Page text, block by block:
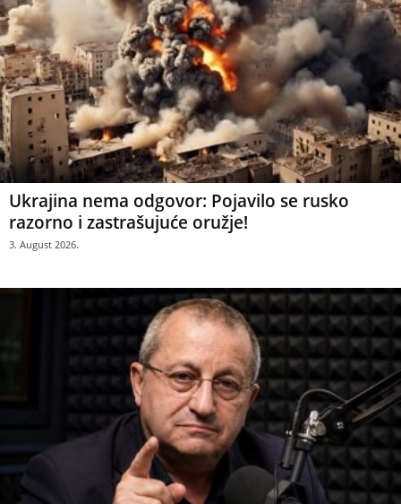
Ukrajina nema odgovor: Pojavilo se rusko
razorno i zastrašujuće oružje!
3. August 2026.